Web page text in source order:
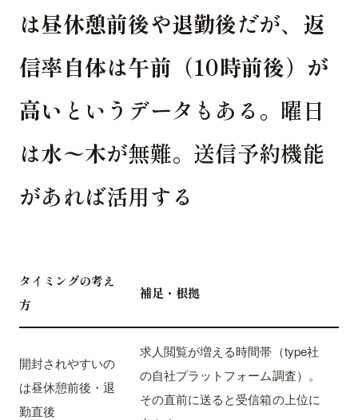
は昼休憩前後や退勤後だが、 返
信率自体は午前（10時前後）が
高い というデータもある。曜日
は水〜木が無難。送信予約機能
があれば活用する
タイミングの考え
方
補足・根拠
開封されやすいの
は昼休憩前後・退
勤直後
求人閲覧が増える時間帯（type社
の自社プラットフォーム調査）。
その直前に送ると受信箱の上位に